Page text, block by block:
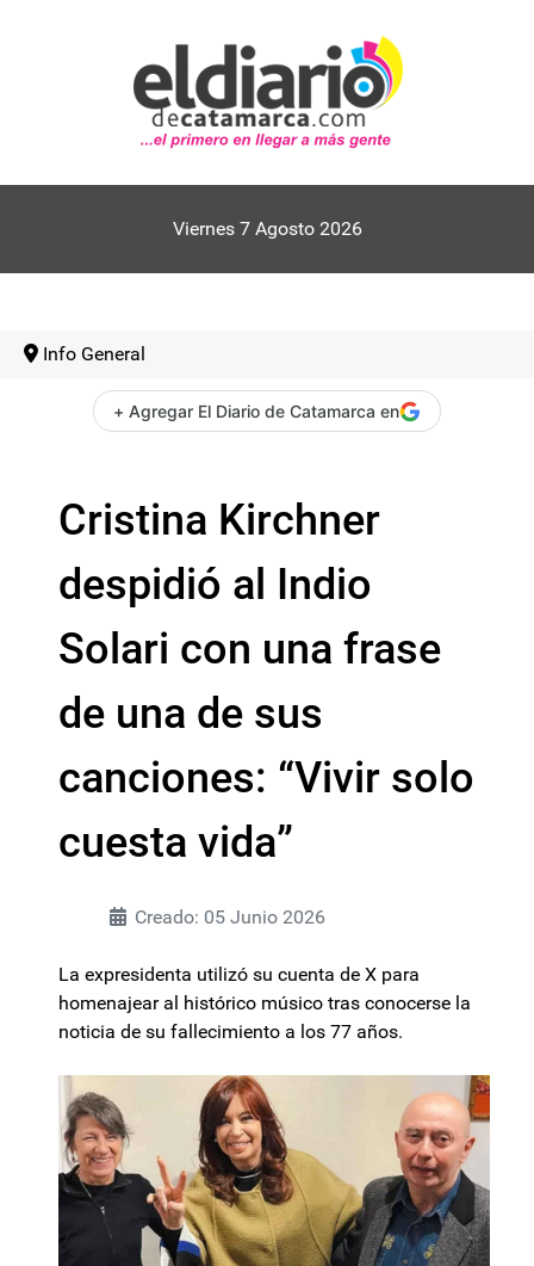
Viernes 7 Agosto 2026
Info General
+ Agregar El Diario de Catamarca en
Cristina Kirchner
despidió al Indio
Solari con una frase
de una de sus
canciones: “Vivir solo
cuesta vida”
Creado: 05 Junio 2026
La expresidenta utilizó su cuenta de X para
homenajear al histórico músico tras conocerse la
noticia de su fallecimiento a los 77 años.